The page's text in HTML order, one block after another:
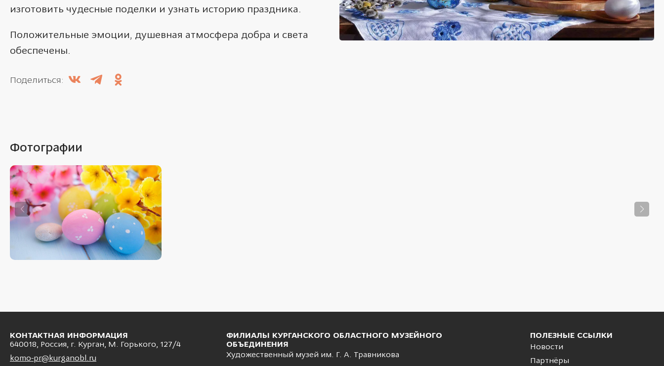
изготовить чудесные поделки и узнать историю праздника.
Положительные эмоции, душевная атмосфера добра и света
обеспечены.
Поделиться:
Фотографии
КОНТАКТНАЯ ИНФОРМАЦИЯ
640018, Россия, г. Курган, М. Горького, 127/4
komo-pr@kurganobl.ru
ФИЛИАЛЫ КУРГАНСКОГО ОБЛАСТНОГО МУЗЕЙНОГО
ОБЪЕДИНЕНИЯ
Художественный музей им. Г. А. Травникова
ПОЛЕЗНЫЕ ССЫЛКИ
Новости
Партнёры